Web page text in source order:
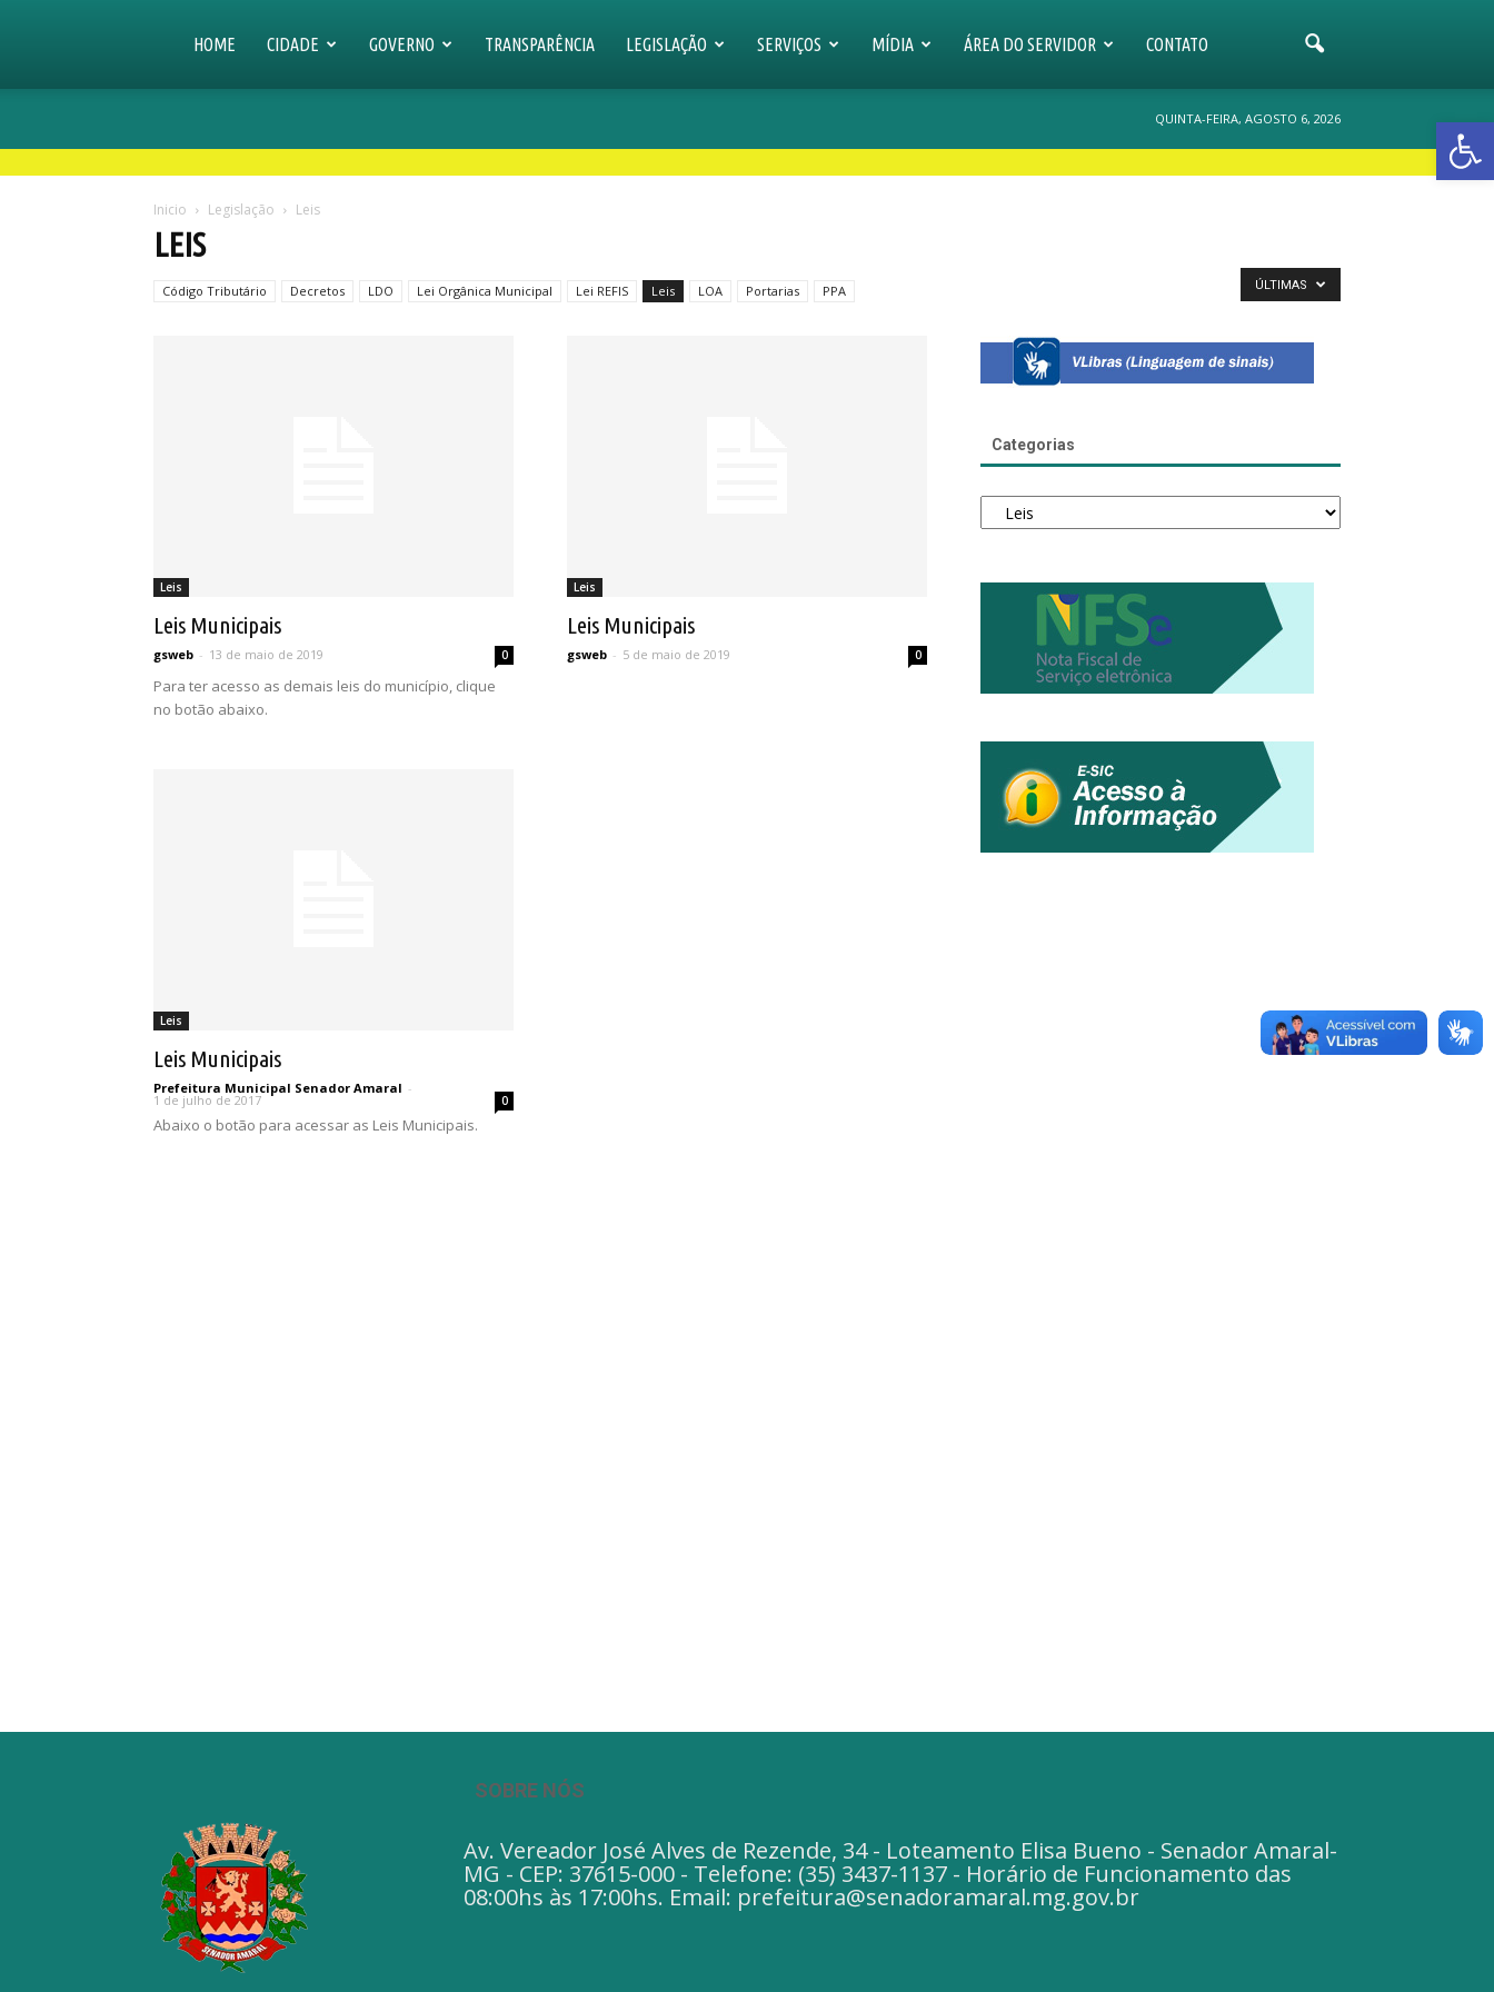
Prefeitura
de
HOME CIDADE GOVERNO TRANSPARÊNCIA LEGISLAÇÃO SERVIÇOS MÍDIA ÁREA DO SERVIDOR CONTATO
QUINTA-FEIRA, AGOSTO 6, 2026
Inicio Legislação Leis
LEIS
Código Tributário Decretos LDO Lei Orgânica Municipal Lei REFIS Leis LOA Portarias PPA ÚLTIMAS
Leis
Leis Municipais
gsweb - 13 de maio de 2019 0
Para ter acesso as demais leis do município, clique
no botão abaixo.
Leis
Leis Municipais
gsweb - 5 de maio de 2019 0
Leis
Leis Municipais
Prefeitura Municipal Senador Amaral -
1 de julho de 2017 0
Abaixo o botão para acessar as Leis Municipais.
Categorias
Categorias
SOBRE NÓS
Av. Vereador José Alves de Rezende, 34 - Loteamento Elisa Bueno - Senador Amaral-
MG - CEP: 37615-000 - Telefone: (35) 3437-1137 - Horário de Funcionamento das
08:00hs às 17:00hs. Email: prefeitura@senadoramaral.mg.gov.br